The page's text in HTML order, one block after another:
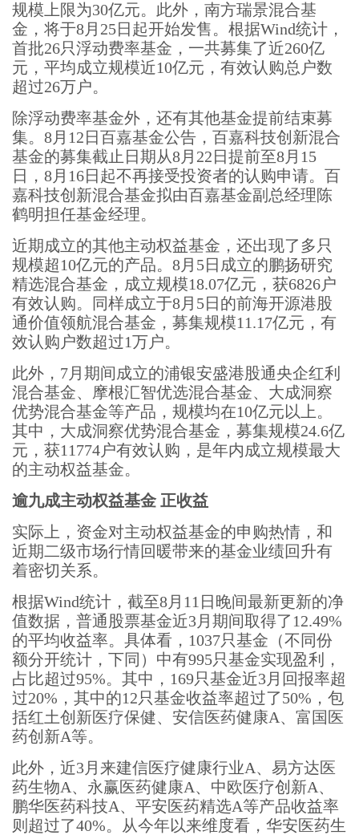
规模上限为30亿元。此外，南方瑞景混合基
金，将于8月25日起开始发售。根据Wind统计，
首批26只浮动费率基金，一共募集了近260亿
元，平均成立规模近10亿元，有效认购总户数
超过26万户。
除浮动费率基金外，还有其他基金提前结束募
集。8月12日百嘉基金公告，百嘉科技创新混合
基金的募集截止日期从8月22日提前至8月15
日，8月16日起不再接受投资者的认购申请。百
嘉科技创新混合基金拟由百嘉基金副总经理陈
鹤明担任基金经理。
近期成立的其他主动权益基金，还出现了多只
规模超10亿元的产品。8月5日成立的鹏扬研究
精选混合基金，成立规模18.07亿元，获6826户
有效认购。同样成立于8月5日的前海开源港股
通价值领航混合基金，募集规模11.17亿元，有
效认购户数超过1万户。
此外，7月期间成立的浦银安盛港股通央企红利
混合基金、摩根汇智优选混合基金、大成洞察
优势混合基金等产品，规模均在10亿元以上。
其中，大成洞察优势混合基金，募集规模24.6亿
元，获11774户有效认购，是年内成立规模最大
的主动权益基金。
逾九成主动权益基金 正收益
实际上，资金对主动权益基金的申购热情，和
近期二级市场行情回暖带来的基金业绩回升有
着密切关系。
根据Wind统计，截至8月11日晚间最新更新的净
值数据，普通股票基金近3月期间取得了12.49%
的平均收益率。具体看，1037只基金（不同份
额分开统计，下同）中有995只基金实现盈利，
占比超过95%。其中，169只基金近3月回报率超
过20%，其中的12只基金收益率超过了50%，包
括红土创新医疗保健、安信医药健康A、富国医
药创新A等。
此外，近3月来建信医疗健康行业A、易方达医
药生物A、永赢医药健康A、中欧医疗创新A、
鹏华医药科技A、平安医药精选A等产品收益率
则超过了40%。从今年以来维度看，华安医药生